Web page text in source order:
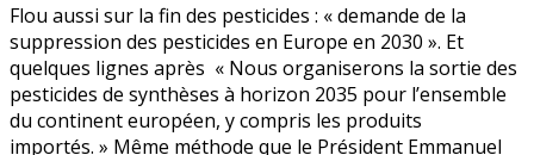
Flou aussi sur la fin des pesticides : « demande de la
suppression des pesticides en Europe en 2030 ». Et
quelques lignes après « Nous organiserons la sortie des
pesticides de synthèses à horizon 2035 pour l’ensemble
du continent européen, y compris les produits
importés. » Même méthode que le Président Emmanuel